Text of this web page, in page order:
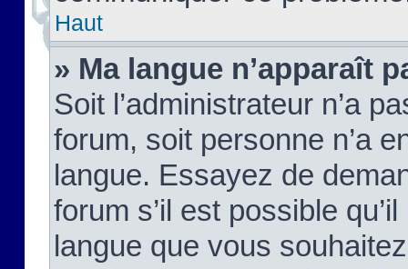
Haut
» Ma langue n’apparaît
Soit l’administrateur n’a
forum, soit personne n’a
langue. Essayez de
forum s’il est possible
langue que vous